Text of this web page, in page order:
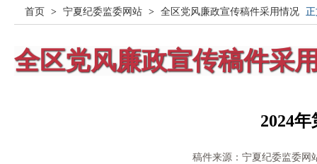
首页 > 宁夏纪委监委网站 > 全区党风廉政宣传稿件采用情况
全区党风廉政宣传稿件采
2024
稿件来源：宁夏纪委监委网